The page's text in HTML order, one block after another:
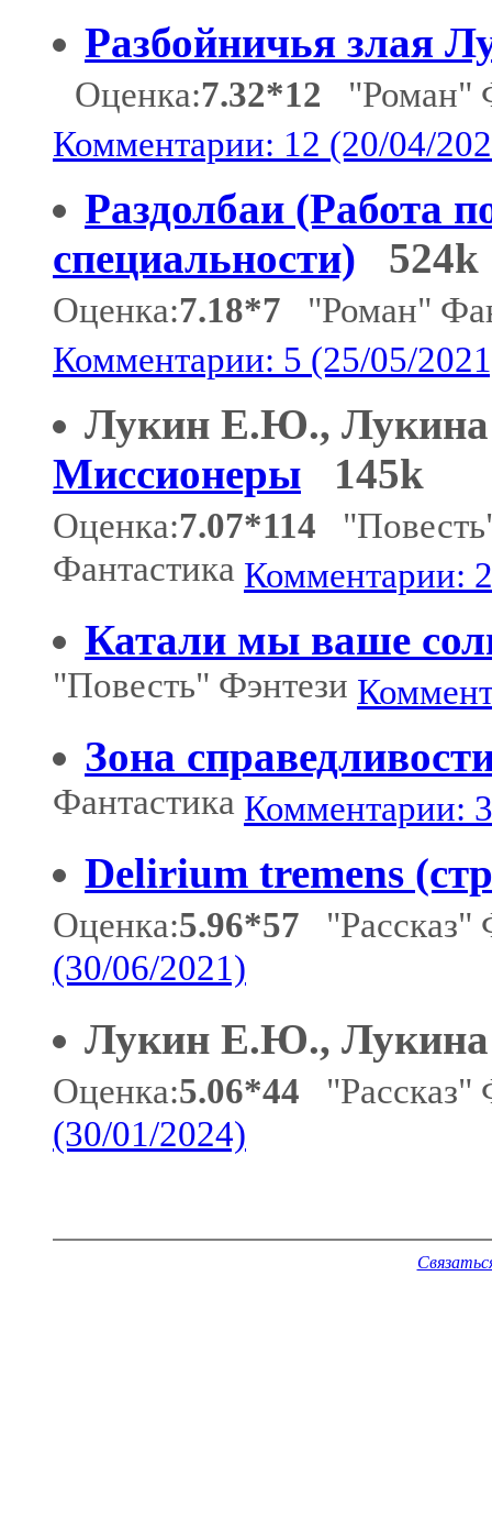
Разбойничья злая
Оценка:7.32*12 "Роман"
Комментарии: 12 (20/04/
Раздолбаи (Работа
специальности)
524k
Оценка:7.18*7 "Роман"
Комментарии: 5 (25/05/
Лукин Е.Ю.,
Миссионеры
145k
Оценка:7.07*114
Фантастика Комментарии:
Катали мы ваше
"Повесть" Фэнтези
Зона
Фантастика Комментарии:
Delirium tremens
Оценка:5.96*57 "Рассказ"
(30/06/2021)
Лукин Е.Ю.,
Оценка:5.06*44 "Рассказ"
(30/01/2024)